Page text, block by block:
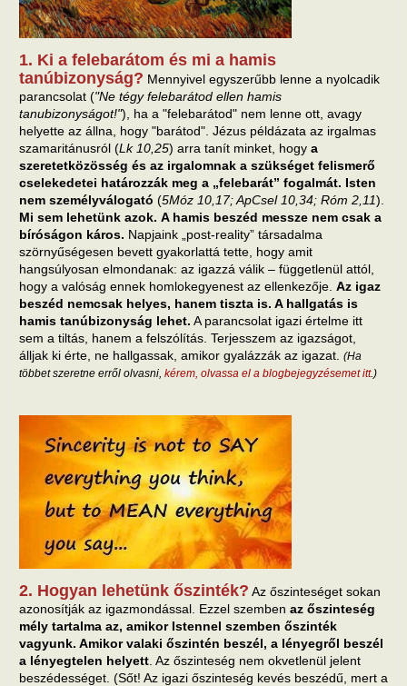
1. Ki a felebarátom és mi a hamis
tanúbizonyság? Mennyivel egyszerűbb lenne a nyolcadik
parancsolat ("Ne tégy felebarátod ellen hamis
tanubizonyságot!"), ha a "felebarátod" nem lenne ott, avagy
helyette az állna, hogy "barátod". Jézus példázata az irgalmas
szamaritánusról (Lk 10,25) arra tanít minket, hogy a
szeretetközösség és az irgalomnak a szükséget felismerő
cselekedetei határozzák meg a „felebarát” fogalmát. Isten
nem személyválogató (5Móz 10,17; ApCsel 10,34; Róm 2,11).
Mi sem lehetünk azok. A hamis beszéd messze nem csak a
bíróságon káros. Napjaink „post-reality” társadalma
szörnyűségesen bevett gyakorlattá tette, hogy amit
hangsúlyosan elmondanak: az igazzá válik – függetlenül attól,
hogy a valóság ennek homlokegyenest az ellenkezője. Az igaz
beszéd nemcsak helyes, hanem tiszta is. A hallgatás is
hamis tanúbizonyság lehet. A parancsolat igazi értelme itt
sem a tiltás, hanem a felszólítás. Terjesszem az igazságot,
álljak ki érte, ne hallgassak, amikor gyalázzák az igazat. (Ha
többet szeretne erről olvasni, kérem, olvassa el a blogbejegyzésemet itt.)
2. Hogyan lehetünk őszinték? Az őszinteséget sokan
azonosítják az igazmondással. Ezzel szemben az őszinteség
mély tartalma az, amikor Istennel szemben őszinték
vagyunk. Amikor valaki őszintén beszél, a lényegről beszél
a lényegtelen helyett . Az őszinteség nem okvetlenül jelent
beszédességet. (Sőt! Az igazi őszinteség kevés beszédű, mert a